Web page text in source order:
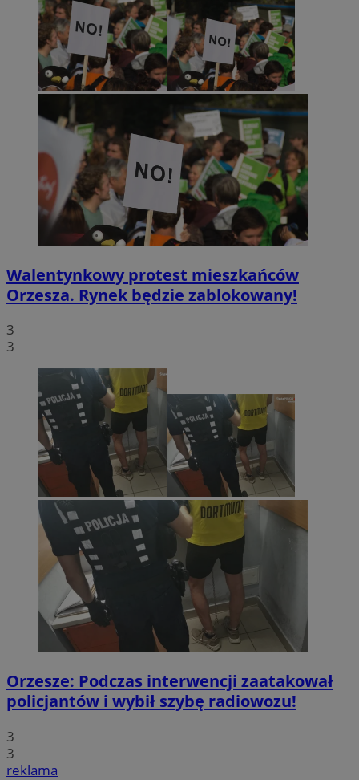
Walentynkowy protest mieszkańców
Orzesza. Rynek będzie zablokowany!
3
3
Orzesze: Podczas interwencji zaatakował
policjantów i wybił szybę radiowozu!
3
3
reklama